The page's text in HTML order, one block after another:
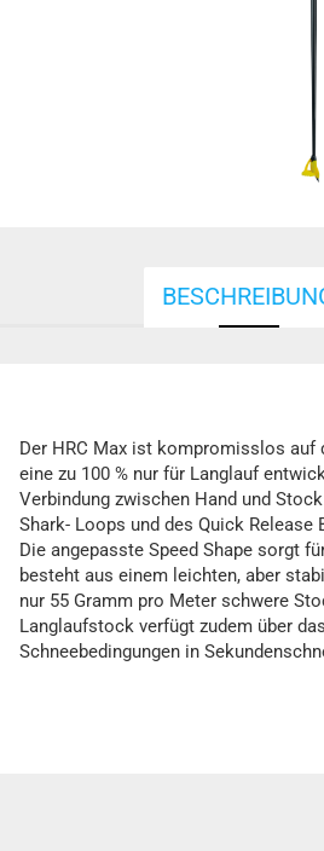
Der HRC Max ist kompromisslos auf
eine zu 100 % nur für Langlauf
Verbindung zwischen Hand und
Shark- Loops und des Quick
Die angepasste Speed Shape sorgt
besteht aus einem leichten, aber
nur 55 Gramm pro Meter schwere
Langlaufstock verfügt zudem über
Schneebedingungen in